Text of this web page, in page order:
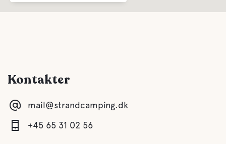
Kontakter
mail@strandcamping.dk
+45 65 31 02 56